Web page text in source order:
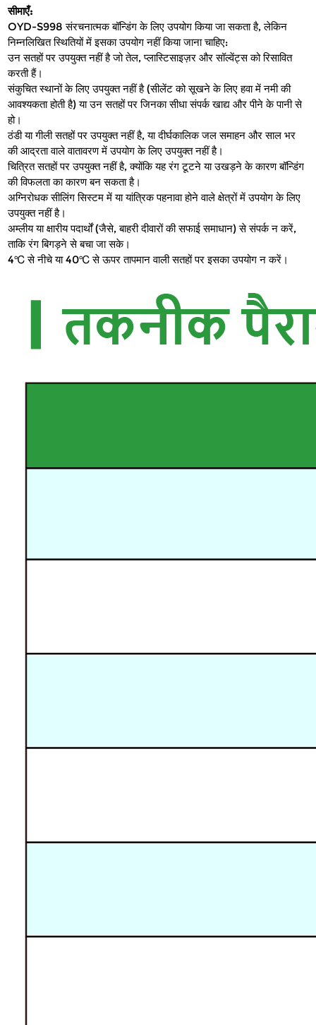
सीमाएँ:
OYD-S998 संरचनात्मक बॉन्डिंग के लिए उपयोग किया जा सकता है, लेकिन
निम्नलिखित स्थितियों में इसका उपयोग नहीं किया जाना चाहिए:
उन सतहों पर उपयुक्त नहीं है जो तेल, प्लास्टिसाइज़र और सॉल्वेंट्स को रिसावित
करती हैं।
संकुचित स्थानों के लिए उपयुक्त नहीं है (सीलेंट को सूखने के लिए हवा में नमी की
आवश्यकता होती है) या उन सतहों पर जिनका सीधा संपर्क खाद्य और पीने के पानी से
हो।
ठंडी या गीली सतहों पर उपयुक्त नहीं है, या दीर्घकालिक जल समाहन और साल भर
की आद्रता वाले वातावरण में उपयोग के लिए उपयुक्त नहीं है।
चित्रित सतहों पर उपयुक्त नहीं है, क्योंकि यह रंग टूटने या उखड़ने के कारण बॉन्डिंग
की विफलता का कारण बन सकता है।
अग्निरोधक सीलिंग सिस्टम में या यांत्रिक पहनावा होने वाले क्षेत्रों में उपयोग के लिए
उपयुक्त नहीं है।
अम्लीय या क्षारीय पदार्थों (जैसे, बाहरी दीवारों की सफाई समाधान) से संपर्क न करें,
ताकि रंग बिगड़ने से बचा जा सके।
4℃ से नीचे या 40℃ से ऊपर तापमान वाली सतहों पर इसका उपयोग न करें।